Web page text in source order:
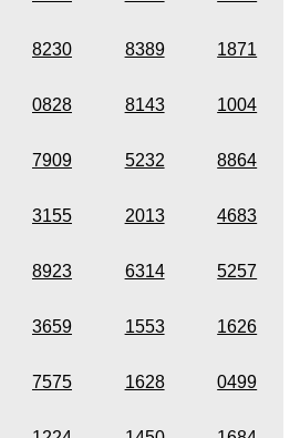
8230 8389 1871
0828 8143 1004
7909 5232 8864
3155 2013 4683
8923 6314 5257
3659 1553 1626
7575 1628 0499